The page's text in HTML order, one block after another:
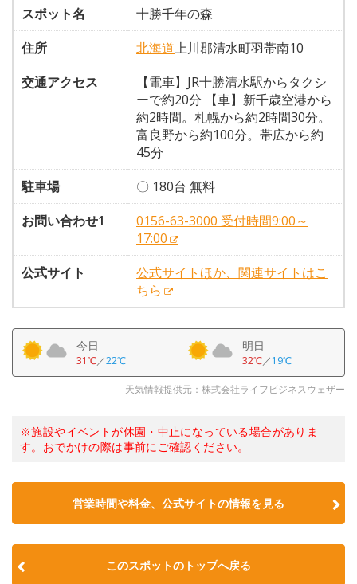
スポット名
十勝千年の森
住所
北海道上川郡清水町羽帯南10
交通アクセス
【電車】JR十勝清水駅からタクシ
ーで約20分 【車】新千歳空港から
約2時間。札幌から約2時間30分。
富良野から約100分。帯広から約
45分
駐車場
〇 180台 無料
お問い合わせ1
0156-63-3000 受付時間9:00～
17:00
公式サイト
公式サイトほか、関連サイトはこ
ちら
今日
31℃／22℃
明日
32℃／19℃
天気情報提供元：株式会社ライフビジネスウェザー
※施設やイベントが休園・中止になっている場合がありま
す。おでかけの際は事前にご確認ください。
営業時間や料金、公式サイトの情報を見る
このスポットのトップへ戻る